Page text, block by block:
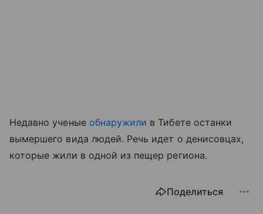
Недавно ученые обнаружили в Тибете останки
вымершего вида людей. Речь идет о денисовцах,
которые жили в одной из пещер региона.
Поделиться